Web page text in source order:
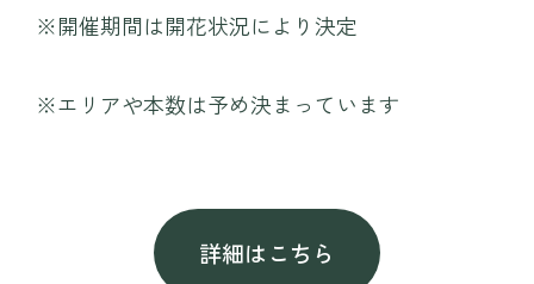
tel. 027-283-8189
※開催期間は開花状況により決定
※エリアや本数は予め決まっています
詳細はこちら